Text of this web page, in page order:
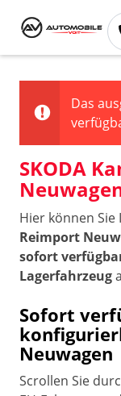
Das
SKODA
Hier können Sie
Reimport
sofort
Lagerfahrzeug
Sofort
Neuwagen
Scrollen Sie